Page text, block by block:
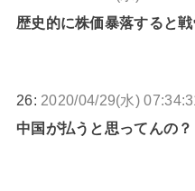
歴史的に株価暴落すると
26: 2020/04/29(水)
中国が払うと思ってんの？